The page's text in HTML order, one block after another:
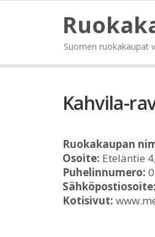
Suomen ruokakaupat
Kahvila-
Ruokakaupan
Osoite: Eteläntie
Puhelinnumero:
Sähköpostiosoite:
Kotisivut: